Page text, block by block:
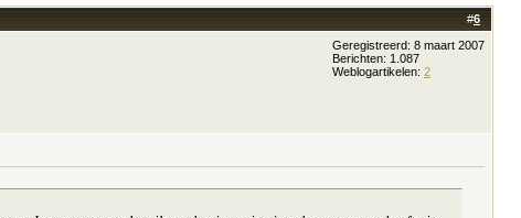
#6
Geregistreerd: 8 maart 2007
Berichten: 1.087
Weblogartikelen: 2